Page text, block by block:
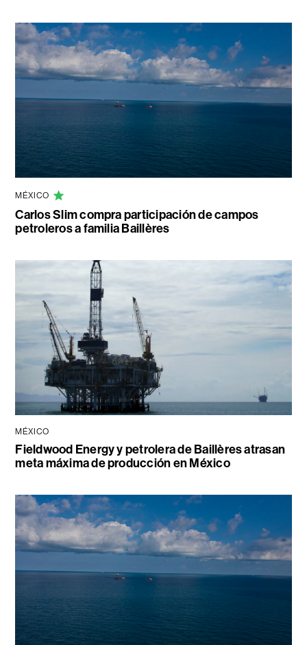
MÉXICO
Carlos Slim compra participación de campos
petroleros a familia Baillères
MÉXICO
Fieldwood Energy y petrolera de Baillères atrasan
meta máxima de producción en México